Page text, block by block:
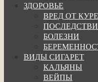
ЗДОРОВЬЕ
ВРЕД ОТ
БОЛЕЗНИ
ВИДЫ СИГАРЕТ
КАЛЬЯНЫ
ВЕЙПЫ